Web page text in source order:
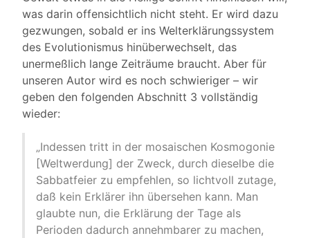
was darin offensichtlich nicht steht. Er wird dazu
gezwungen, sobald er ins Welterklärungssystem
des Evolutionismus hinüberwechselt, das
unermeßlich lange Zeiträume braucht. Aber für
unseren Autor wird es noch schwieriger – wir
geben den folgenden Abschnitt 3 vollständig
wieder:
„Indessen tritt in der mosaischen Kosmogonie
[Weltwerdung] der Zweck, durch dieselbe die
Sabbatfeier zu empfehlen, so lichtvoll zutage,
daß kein Erklärer ihn übersehen kann. Man
glaubte nun, die Erklärung der Tage als
Perioden dadurch annehmbarer zu machen,